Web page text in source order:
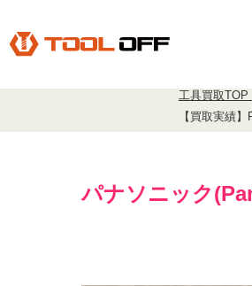
工具買取TOP
【買取実績
パナソニック